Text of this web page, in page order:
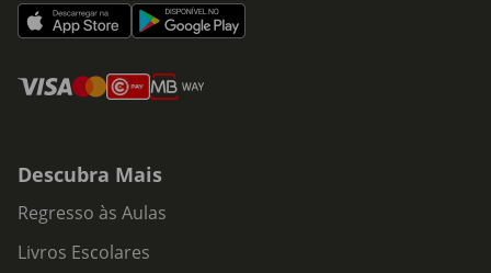
Descubra Mais
Regresso às Aulas
Livros Escolares